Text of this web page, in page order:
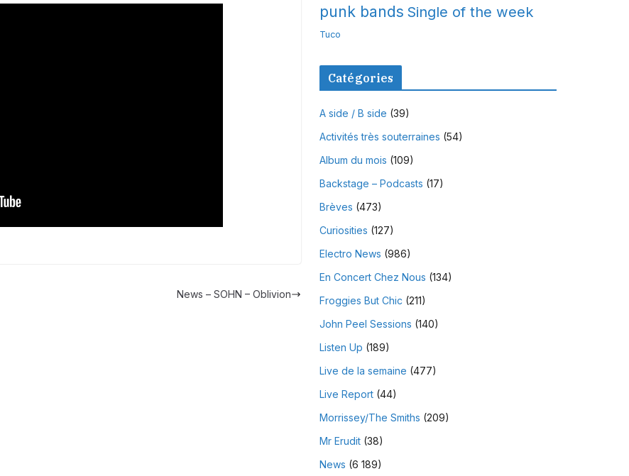
News – SOHN – Oblivion
punk bands Single of the week
Tuco
Catégories
A side / B side (39)
Activités très souterraines (54)
Album du mois (109)
Backstage – Podcasts (17)
Brèves (473)
Curiosities (127)
Electro News (986)
En Concert Chez Nous (134)
Froggies But Chic (211)
John Peel Sessions (140)
Listen Up (189)
Live de la semaine (477)
Live Report(44)
Morrissey/The Smiths (209)
Mr Erudit(38)
News (6 189)